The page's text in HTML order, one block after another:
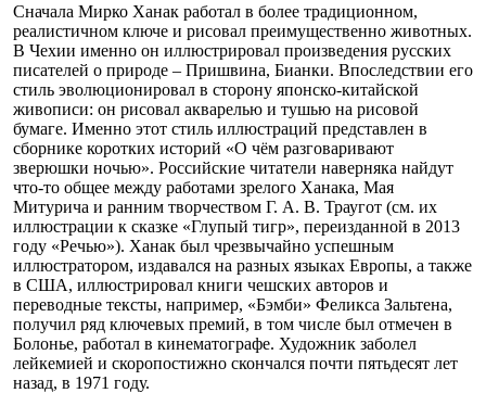
Сначала Мирко Ханак работал в более традиционном,
реалистичном ключе и рисовал преимущественно животных.
В Чехии именно он иллюстрировал произведения русских
писателей о природе – Пришвина, Бианки. Впоследствии его
стиль эволюционировал в сторону японско-китайской
живописи: он рисовал акварелью и тушью на рисовой
бумаге. Именно этот стиль иллюстраций представлен в
сборнике коротких историй «О чём разговаривают
зверюшки ночью». Российские читатели наверняка найдут
что-то общее между работами зрелого Ханака, Мая
Митурича и ранним творчеством Г. А. В. Траугот (см. их
иллюстрации к сказке «Глупый тигр», переизданной в 2013
году «Речью»). Ханак был чрезвычайно успешным
иллюстратором, издавался на разных языках Европы, а также
в США, иллюстрировал книги чешских авторов и
переводные тексты, например, «Бэмби» Феликса Зальтена,
получил ряд ключевых премий, в том числе был отмечен в
Болонье, работал в кинематографе. Художник заболел
лейкемией и скоропостижно скончался почти пятьдесят лет
назад, в 1971 году.